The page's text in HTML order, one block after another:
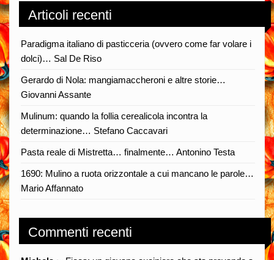
Articoli recenti
Paradigma italiano di pasticceria (ovvero come far volare i
dolci)… Sal De Riso
Gerardo di Nola: mangiamaccheroni e altre storie…
Giovanni Assante
Mulinum: quando la follia cerealicola incontra la
determinazione… Stefano Caccavari
Pasta reale di Mistretta… finalmente… Antonino Testa
1690: Mulino a ruota orizzontale a cui mancano le parole…
Mario Affannato
Commenti recenti